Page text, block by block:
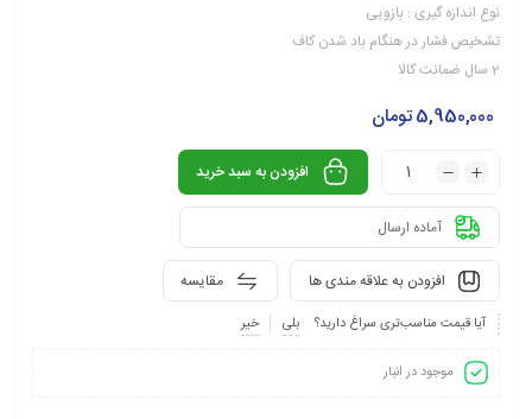
نوع اندازه گیری : بازویی
تشخیص فشار در هنگام باد شدن کاف
2 سال ضمانت کالا
5,950,000تومان
افزودن به سبد خرید
آماده ارسال
مقایسه افزودن به علاقه مندی ها
آیا قیمت مناسب‌تری سراغ دارید؟ بلی خیر
موجود در انبار